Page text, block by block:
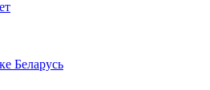
Беларусь